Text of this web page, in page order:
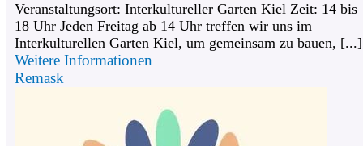
Veranstaltungsort: Interkultureller Garten Kiel Zeit: 14 bis
18 Uhr Jeden Freitag ab 14 Uhr treffen wir uns im
Interkulturellen Garten Kiel, um gemeinsam zu bauen, [...]
Weitere Informationen
Remask